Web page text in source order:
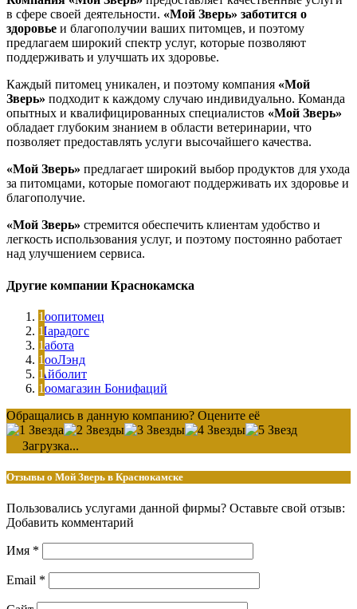
в сфере своей деятельности. «Мой Зверь» заботится о
здоровье и благополучии ваших питомцев, и поэтому
предлагаем широкий спектр услуг, которые позволяют
поддерживать и улучшать их здоровье.
Каждый питомец уникален, и поэтому компания «Мой
Зверь» подходит к каждому случаю индивидуально. Команда
опытных и квалифицированных специалистов «Мой Зверь»
обладает глубоким знанием в области ветеринарии, что
позволяет предоставлять услуги высочайшего качества.
«Мой Зверь» предлагает широкий выбор продуктов для ухода
за питомцами, которые помогают поддерживать их здоровье и
благополучие.
«Мой Зверь» стремится обеспечить клиентам удобство и
легкость использования услуг, и поэтому постоянно работает
над улучшением сервиса.
Другие компании Краснокамска
Зоопитомец
Парадогс
Забота
ЗооЛэнд
Айболит
Зоомагазин Бонифаций
Обращались в данную компанию? Оцените её
Загрузка...
Отзывы о Мой Зверь в Краснокамске
Пользовались услугами данной фирмы? Оставьте свой отзыв:
Добавить комментарий
Имя *
Email *